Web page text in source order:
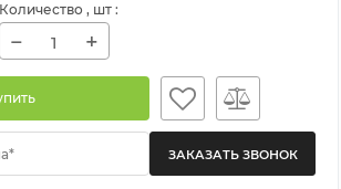
Количество , шт :
− +